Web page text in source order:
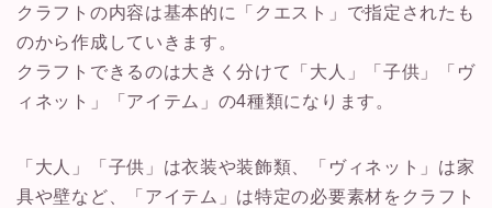
クラフトの内容は基本的に「クエスト」で指定されたも
のから作成していきます。
クラフトできるのは大きく分けて「大人」「子供」「ヴ
ィネット」「アイテム」の4種類になります。
「大人」「子供」は衣装や装飾類、「ヴィネット」は家
具や壁など、「アイテム」は特定の必要素材をクラフト